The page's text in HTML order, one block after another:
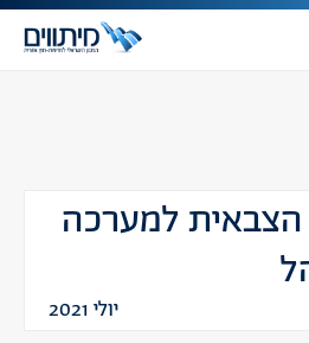
למערכה
יולי 2021